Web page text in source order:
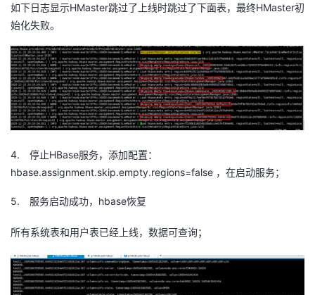
如下日志显示HMaster跳过了上线时跳过了下面表，最终HMaster初
始化失败。
4. 停止HBase服务，添加配置：
hbase.assignment.skip.empty.regions=false ，在启动服务；
5. 服务启动成功， hbase恢复
所有系统表和用户表已经上线，数据可查询；